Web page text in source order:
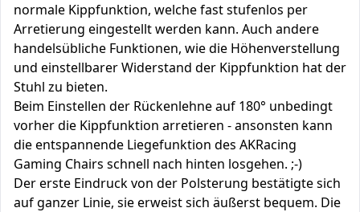
normale Kippfunktion, welche fast stufenlos per
Arretierung eingestellt werden kann. Auch andere
handelsübliche Funktionen, wie die Höhenverstellung
und einstellbarer Widerstand der Kippfunktion hat der
Stuhl zu bieten.
Beim Einstellen der Rückenlehne auf 180° unbedingt
vorher die Kippfunktion arretieren - ansonsten kann
die entspannende Liegefunktion des AKRacing
Gaming Chairs schnell nach hinten losgehen. ;-)
Der erste Eindruck von der Polsterung bestätigte sich
auf ganzer Linie, sie erweist sich äußerst bequem. Die